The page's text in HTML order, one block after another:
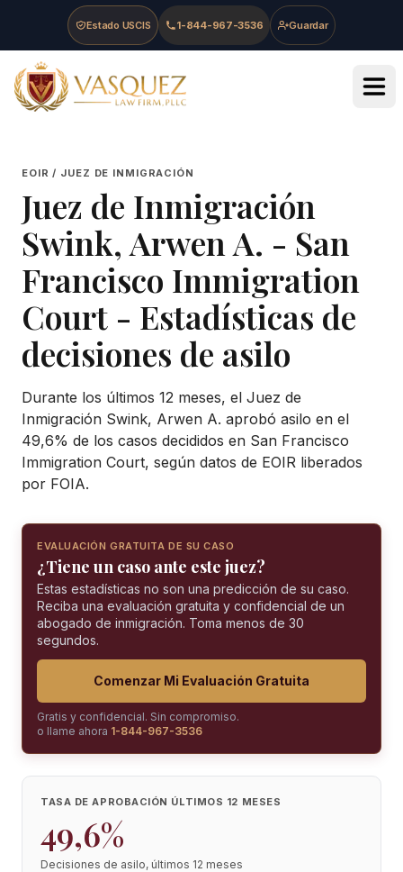
Skip to main content
Skip to navigation
Skip to footer
Estado USCIS 1-844-967-3536 Guardar
Vasquez Law Firm - Home
EOIR / JUEZ DE INMIGRACIÓN
Juez de Inmigración
Swink, Arwen A. - San
Francisco Immigration
Court - Estadísticas de
decisiones de asilo
Durante los últimos 12 meses, el Juez de
Inmigración Swink, Arwen A. aprobó asilo en el
49,6% de los casos decididos en San Francisco
Immigration Court, según datos de EOIR liberados
por FOIA.
EVALUACIÓN GRATUITA DE SU CASO
¿Tiene un caso ante este juez?
Estas estadísticas no son una predicción de su caso.
Reciba una evaluación gratuita y confidencial de un
abogado de inmigración. Toma menos de 30
segundos.
Comenzar Mi Evaluación Gratuita
Gratis y confidencial. Sin compromiso.
o llame ahora 1-844-967-3536
TASA DE APROBACIÓN ÚLTIMOS 12 MESES
49,6%
Decisiones de asilo, últimos 12 meses